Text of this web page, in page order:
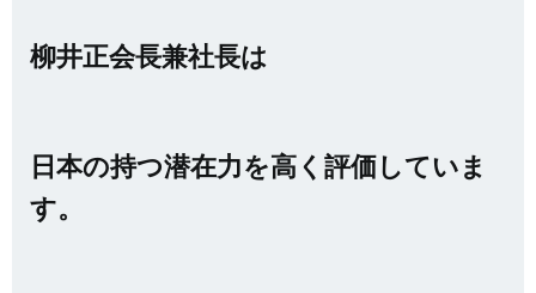
柳井正会長兼社長は
日本の持つ潜在力を高く評価していま
す。